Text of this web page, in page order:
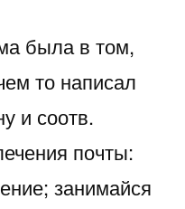
была в том,
то написал
и соотв.
почты:
занимайся